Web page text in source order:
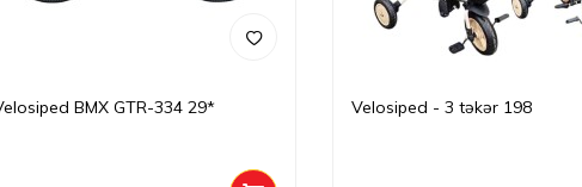
BMX GTR-334 29* Velosiped - 3 təkər 198